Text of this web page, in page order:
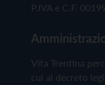
P.IVA e C.F.
Vita Trentina
cui al decreto